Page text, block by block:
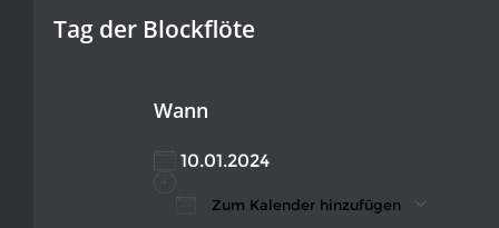
Tag der Blockflöte
Wann
10.01.2024
Zum Kalender hinzufügen